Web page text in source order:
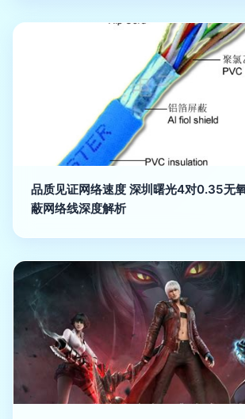
品质见证网络速度 深圳曙光4对0.35无
蔽网络线深度解析